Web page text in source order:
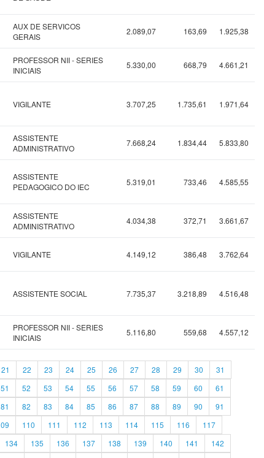
AUX DE SERVICOS
GERAIS
2.089,07 163,69 1.925,38
PROFESSOR NII - SERIES
INICIAIS
5.330,00 668,79 4.661,21
VIGILANTE 3.707,25 1.735,61 1.971,64
ASSISTENTE
ADMINISTRATIVO
7.668,24 1.834,44 5.833,80
ASSISTENTE
PEDAGOGICO DO IEC
5.319,01 733,46 4.585,55
ASSISTENTE
ADMINISTRATIVO
4.034,38 372,71 3.661,67
VIGILANTE 4.149,12 386,48 3.762,64
ASSISTENTE SOCIAL 7.735,37 3.218,89 4.516,48
PROFESSOR NII - SERIES
INICIAIS
5.116,80 559,68 4.557,12
21 22 23 24 25 26 27 28 29 30
31
51 52 53 54 55 56 57 58 59 60
61
81 82 83 84 85 86 87 88 89 90
91
110 111 112 113 114 115 116
117
134 135 136 137 138 139 140 141
142